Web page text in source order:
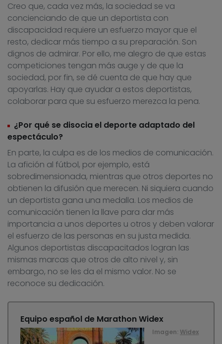
Creo que, cada vez más, la sociedad se va
concienciando de que un deportista con
discapacidad requiere un esfuerzo mayor que el
resto, dedicar más tiempo a su preparación. Son
dignos de admirar. Por ello, me alegro de que estas
competiciones tengan más auge y de que la
sociedad, por fin, se dé cuenta de que hay que
apoyarlas. Hay que ayudar a estos deportistas,
colaborar para que su esfuerzo merezca la pena.
¿Por qué se disocia el deporte adaptado del
espectáculo?
En parte, la culpa es de los medios de comunicación.
La afición al fútbol, por ejemplo, está
sobredimensionada, mientras que otros deportes no
obtienen la difusión que merecen. Ni siquiera cuando
un deportista gana una medalla. Los medios de
comunicación tienen la llave para dar más
importancia a unos deportes u otros y deben valorar
el esfuerzo de las personas en su justa medida.
Algunos deportistas discapacitados logran las
mismas marcas que otros de alto nivel y, sin
embargo, no se les da el mismo valor. No se
reconoce su dedicación.
Equipo español de Marathon Widex
Imagen: Widex